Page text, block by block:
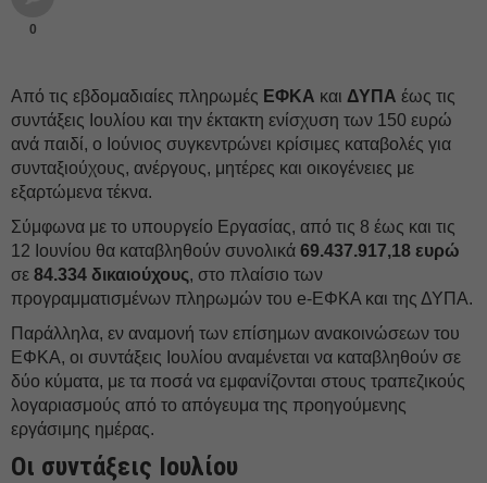
0
Από τις εβδομαδιαίες πληρωμές ΕΦΚΑ και ΔΥΠΑ έως τις
συντάξεις Ιουλίου και την έκτακτη ενίσχυση των 150 ευρώ
ανά παιδί, ο Ιούνιος συγκεντρώνει κρίσιμες καταβολές για
συνταξιούχους, ανέργους, μητέρες και οικογένειες με
εξαρτώμενα τέκνα.
Σύμφωνα με το υπουργείο Εργασίας, από τις 8 έως και τις
12 Ιουνίου θα καταβληθούν συνολικά 69.437.917,18 ευρώ
σε 84.334 δικαιούχους, στο πλαίσιο των
προγραμματισμένων πληρωμών του e-ΕΦΚΑ και της ΔΥΠΑ.
Παράλληλα, εν αναμονή των επίσημων ανακοινώσεων του
ΕΦΚΑ, οι συντάξεις Ιουλίου αναμένεται να καταβληθούν σε
δύο κύματα, με τα ποσά να εμφανίζονται στους τραπεζικούς
λογαριασμούς από το απόγευμα της προηγούμενης
εργάσιμης ημέρας.
Οι συντάξεις Ιουλίου